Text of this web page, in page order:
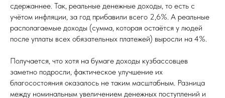
сдержаннее. Так, реальные денежные доходы, то есть с
учётом инфляции, за год прибавили всего 2,6%. А реальные
располагаемые доходы (сумма, которая остаётся у людей
после уплаты всех обязательных платежей) выросли на 4%.
Получается, что хотя на бумаге доходы кузбассовцев
заметно подросли, фактическое улучшение их
благосостояния оказалось не таким масштабным. Разница
между номинальным увеличением денежных поступлений и